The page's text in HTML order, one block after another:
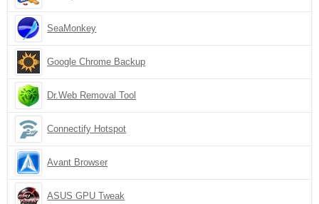
SeaMonkey
Google Chrome Backup
Dr.Web Removal Tool
Connectify Hotspot
Avant Browser
ASUS GPU Tweak